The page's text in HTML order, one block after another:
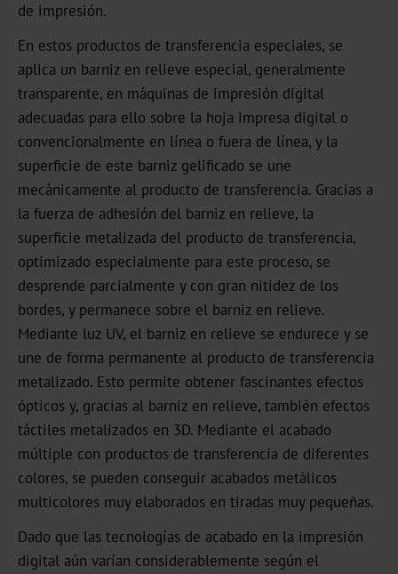
Noticias
Portal
de
noticias
Ferias
Productos
Estampación
en
caliente
Metalizado
Standard
Graphical
OXN
MX
MV-
MX-
de impresión.
En estos productos de transferencia especiales, se
aplica un barniz en relieve especial, generalmente
transparente, en máquinas de impresión digital
adecuadas para ello sobre la hoja impresa digital o
convencionalmente en línea o fuera de línea, y la
superficie de este barniz gelificado se une
mecánicamente al producto de transferencia. Gracias a
la fuerza de adhesión del barniz en relieve, la
superficie metalizada del producto de transferencia,
optimizado especialmente para este proceso, se
desprende parcialmente y con gran nitidez de los
bordes, y permanece sobre el barniz en relieve.
Mediante luz UV, el barniz en relieve se endurece y se
une de forma permanente al producto de transferencia
metalizado. Esto permite obtener fascinantes efectos
ópticos y, gracias al barniz en relieve, también efectos
táctiles metalizados en 3D. Mediante el acabado
múltiple con productos de transferencia de diferentes
colores, se pueden conseguir acabados metálicos
multicolores muy elaborados en tiradas muy pequeñas.
Dado que las tecnologías de acabado en la impresión
digital aún varían considerablemente según el